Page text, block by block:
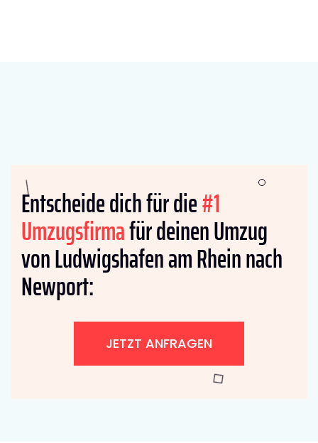
Entscheide dich für die#1
Umzugsfirmafür deinen Umzug
von Ludwigshafen am Rhein nach
Newport:
JETZT ANFRAGEN